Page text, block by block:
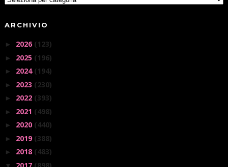
ARCHIVIO
► 2026 (123)
► 2025 (196)
► 2024 (194)
► 2023 (230)
► 2022 (393)
► 2021 (498)
► 2020 (440)
► 2019 (388)
► 2018 (483)
▼